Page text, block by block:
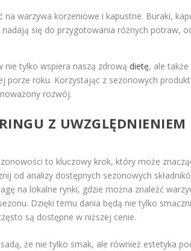
warzywa korzeniowe i kapustne. Buraki,
się do przygotowania różnych potraw,
nie tylko wspiera naszą zdrową dietę, ale także
porze roku. Korzystając z sezonowych
rozwój.
Z UWZGLĘDNIENIEM
to kluczowy krok, który może
od analizy dostępnych sezonowych
na lokalne rynki, gdzie można znaleźć
Dzięki temu dania będą nie tylko
są dostępne w niższej cenie.
że nie tylko smak, ale również estetyka